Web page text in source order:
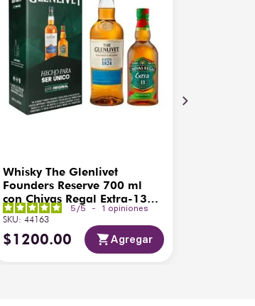
Whisky The Glenlivet
Founders Reserve 700 ml
con Chivas Regal Extra-13
200ml
5 /5 - 1 opiniones
SKU:44163
$1200.00 Agregar